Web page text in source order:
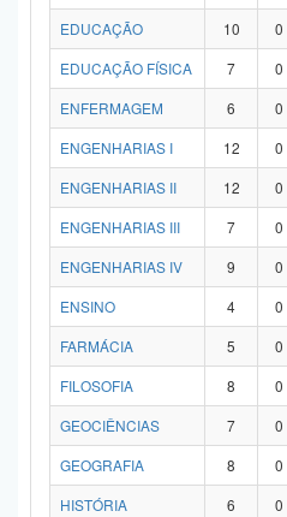
EDUCAÇÃO
10 0
EDUCAÇÃO FÍSICA
7 0
ENFERMAGEM
6 0
ENGENHARIAS I
12 0
ENGENHARIAS II
12 0
ENGENHARIAS III
7 0
ENGENHARIAS IV
9 0
ENSINO
4 0
FARMÁCIA
5 0
FILOSOFIA
8 0
GEOCIÊNCIAS
7 0
GEOGRAFIA
8 0
HISTÓRIA
6 0